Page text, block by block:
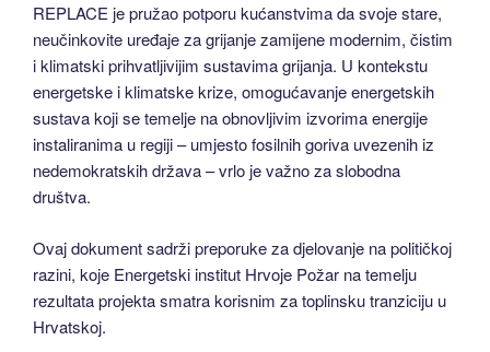
REPLACE je pružao potporu kućanstvima da svoje stare,
neučinkovite uređaje za grijanje zamijene modernim, čistim
i klimatski prihvatljivijim sustavima grijanja. U kontekstu
energetske i klimatske krize, omogućavanje energetskih
sustava koji se temelje na obnovljivim izvorima energije
instaliranima u regiji – umjesto fosilnih goriva uvezenih iz
nedemokratskih država – vrlo je važno za slobodna
društva.
Ovaj dokument sadrži preporuke za djelovanje na političkoj
razini, koje Energetski institut Hrvoje Požar na temelju
rezultata projekta smatra korisnim za toplinsku tranziciju u
Hrvatskoj.